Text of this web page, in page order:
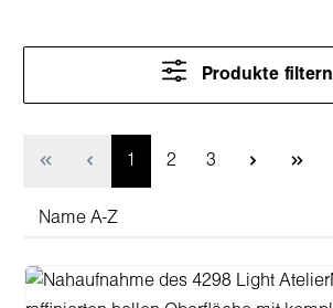
Produkte filtern
Seite
1 Seite
2 Seite
3